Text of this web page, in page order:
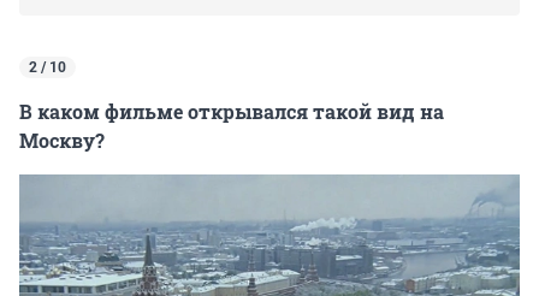
2 / 10
В каком фильме открывался такой вид на
Москву?